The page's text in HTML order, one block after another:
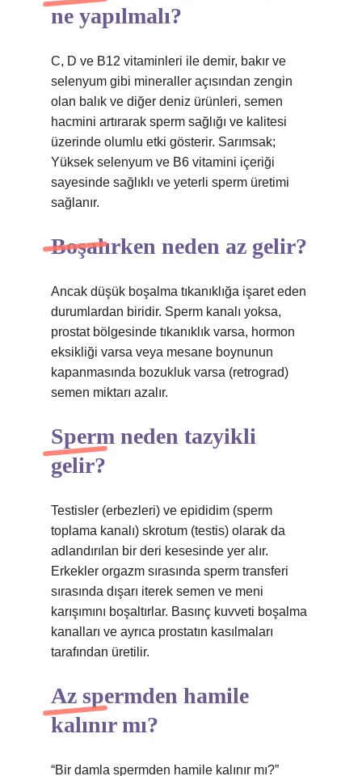
ne yapılmalı?
C, D ve B12 vitaminleri ile demir, bakır ve
selenyum gibi mineraller açısından zengin
olan balık ve diğer deniz ürünleri, semen
hacmini artırarak sperm sağlığı ve kalitesi
üzerinde olumlu etki gösterir. Sarımsak;
Yüksek selenyum ve B6 vitamini içeriği
sayesinde sağlıklı ve yeterli sperm üretimi
sağlanır.
Boşalırken neden az gelir?
Ancak düşük boşalma tıkanıklığa işaret eden
durumlardan biridir. Sperm kanalı yoksa,
prostat bölgesinde tıkanıklık varsa, hormon
eksikliği varsa veya mesane boynunun
kapanmasında bozukluk varsa (retrograd)
semen miktarı azalır.
Sperm neden tazyikli
gelir?
Testisler (erbezleri) ve epididim (sperm
toplama kanalı) skrotum (testis) olarak da
adlandırılan bir deri kesesinde yer alır.
Erkekler orgazm sırasında sperm transferi
sırasında dışarı iterek semen ve meni
karışımını boşaltırlar. Basınç kuvveti boşalma
kanalları ve ayrıca prostatın kasılmaları
tarafından üretilir.
Az spermden hamile
kalınır mı?
“Bir damla spermden hamile kalınır mı?”